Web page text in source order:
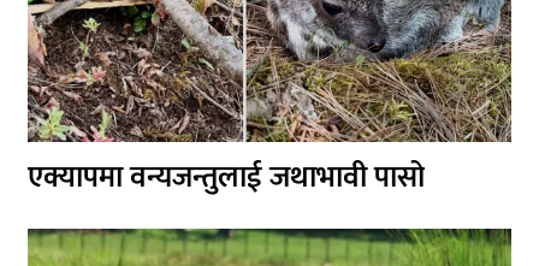
एक्यापमा वन्यजन्तुलाई जथाभावी पासो